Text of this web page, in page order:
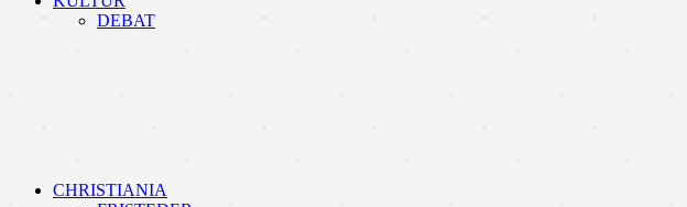
DEBAT
CHRISTIANIA